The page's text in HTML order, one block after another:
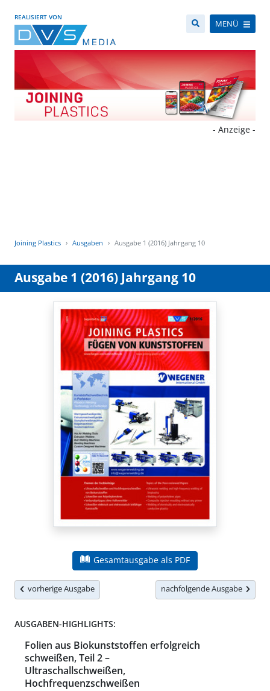
REALISIERT VON
MENÜ
- Anzeige -
Joining Plastics Ausgaben Ausgabe 1 (2016) Jahrgang 10
Ausgabe 1 (2016) Jahrgang 10
Gesamtausgabe als PDF
vorherige Ausgabe nachfolgende Ausgabe
AUSGABEN-HIGHLIGHTS:
Folien aus Biokunststoffen erfolgreich
schweißen, Teil 2 –
Ultraschallschweißen,
Hochfrequenzschweißen